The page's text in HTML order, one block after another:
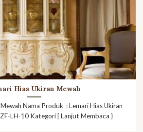
Hias Ukiran Mewah
Nama Produk : Lemari Hias Ukiran
LH-10 Kategori [ Lanjut Membaca }